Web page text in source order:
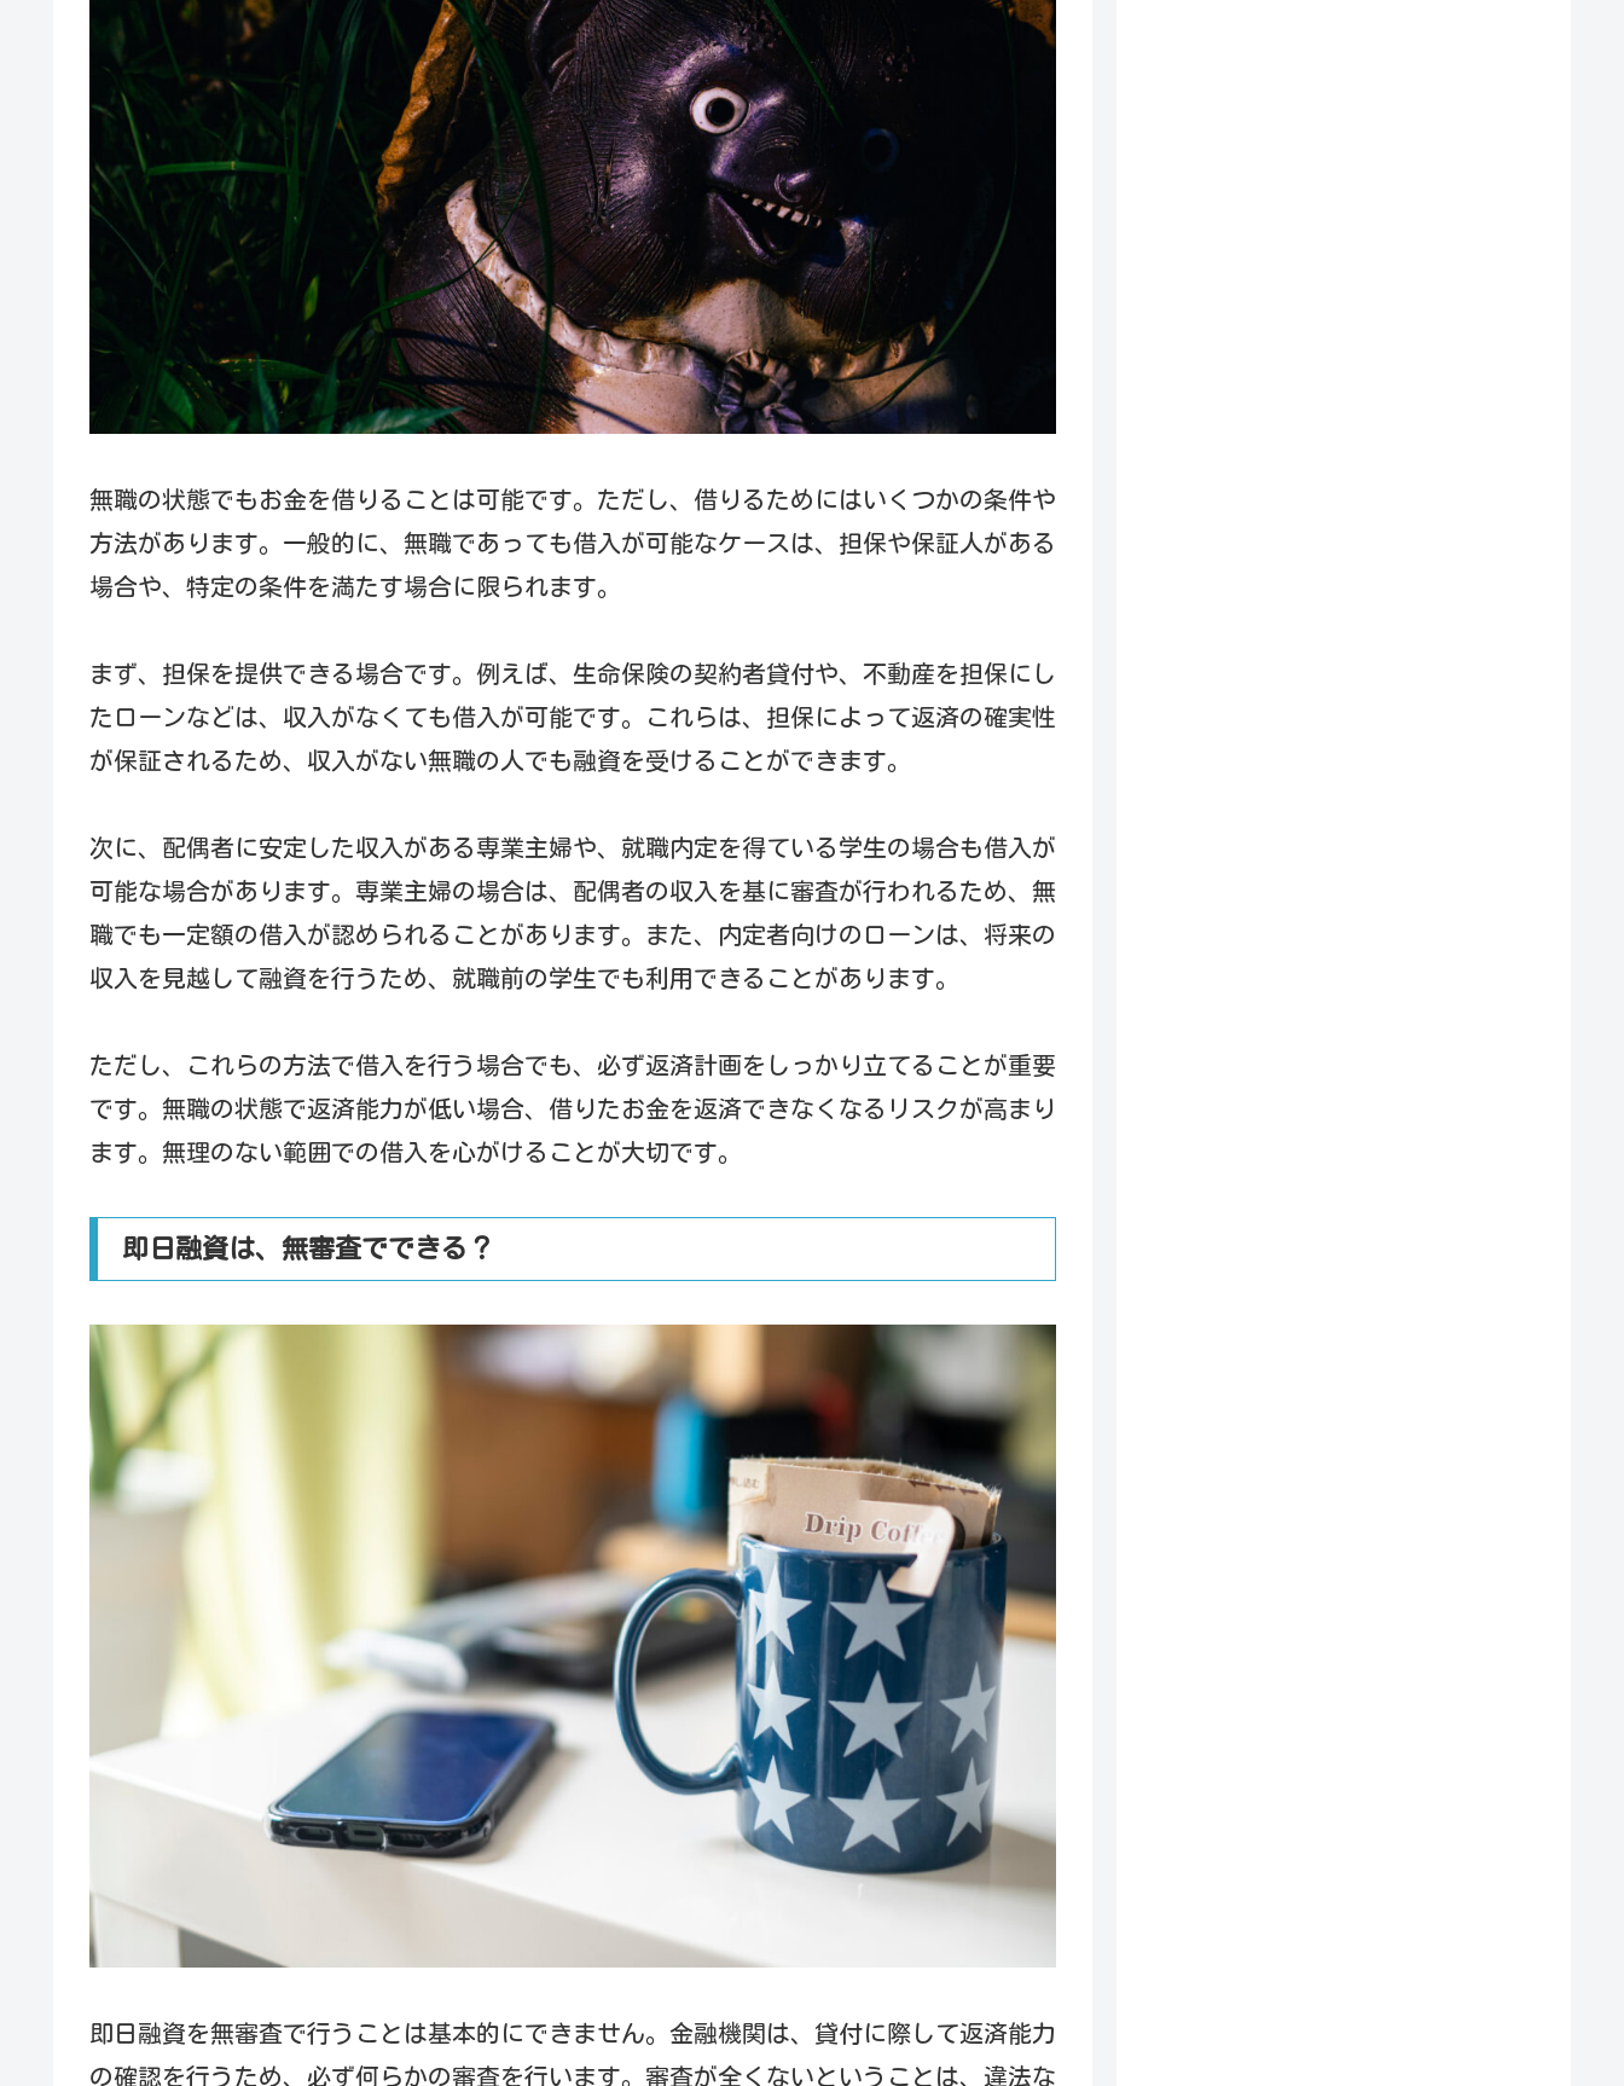
無職の状態でもお金を借りることは可能です。ただし、借りるためにはいくつかの条件や
方法があります。一般的に、無職であっても借入が可能なケースは、担保や保証人がある
場合や、特定の条件を満たす場合に限られます。
まず、担保を提供できる場合です。例えば、生命保険の契約者貸付や、不動産を担保にし
たローンなどは、収入がなくても借入が可能です。これらは、担保によって返済の確実性
が保証されるため、収入がない無職の人でも融資を受けることができます。
次に、配偶者に安定した収入がある専業主婦や、就職内定を得ている学生の場合も借入が
可能な場合があります。専業主婦の場合は、配偶者の収入を基に審査が行われるため、無
職でも一定額の借入が認められることがあります。また、内定者向けのローンは、将来の
収入を見越して融資を行うため、就職前の学生でも利用できることがあります。
ただし、これらの方法で借入を行う場合でも、必ず返済計画をしっかり立てることが重要
です。無職の状態で返済能力が低い場合、借りたお金を返済できなくなるリスクが高まり
ます。無理のない範囲での借入を心がけることが大切です。
即日融資は、無審査でできる？
即日融資を無審査で行うことは基本的にできません。金融機関は、貸付に際して返済能力
の確認を行うため、必ず何らかの審査を行います。審査が全くないということは、違法な